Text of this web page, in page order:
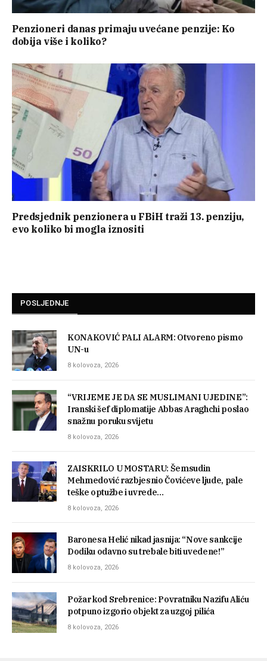
Penzioneri danas primaju uvećane penzije: Ko
dobija više i koliko?
Predsjednik penzionera u FBiH traži 13. penziju,
evo koliko bi mogla iznositi
POSLJEDNJE
KONAKOVIĆ PALI ALARM: Otvoreno pismo
UN-u
8 kolovoza, 2026
“VRIJEME JE DA SE MUSLIMANI UJEDINE”:
Iranski šef diplomatije Abbas Araghchi poslao
snažnu poruku svijetu
8 kolovoza, 2026
ZAISKRILO U MOSTARU: Šemsudin
Mehmedović razbjesnio Čovićeve ljude, pale
teške optužbe i uvrede…
8 kolovoza, 2026
Baronesa Helić nikad jasnija: “Nove sankcije
Dodiku odavno su trebale biti uvedene!”
8 kolovoza, 2026
Požar kod Srebrenice: Povratniku Nazifu Aliću
potpuno izgorio objekt za uzgoj pilića
8 kolovoza, 2026